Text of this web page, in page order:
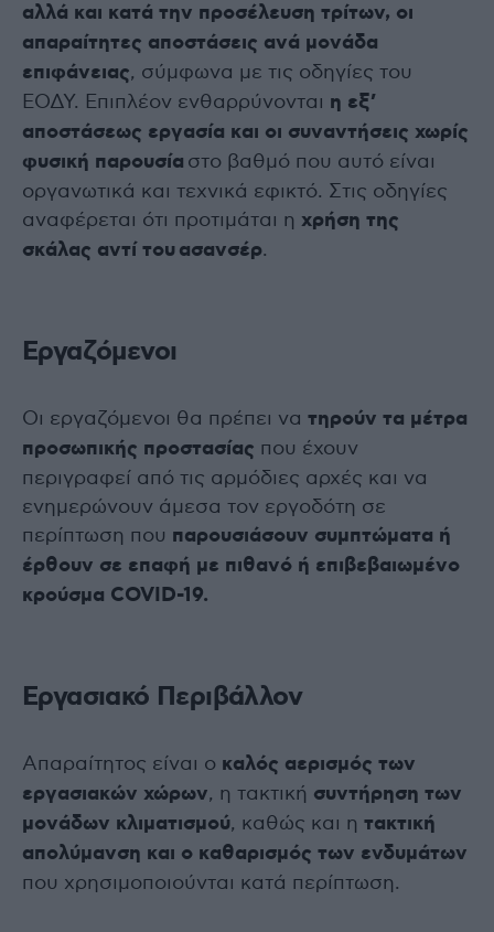
αλλά και κατά την προσέλευση τρίτων, οι
απαραίτητες αποστάσεις ανά μονάδα
επιφάνειας, σύμφωνα με τις οδηγίες του
ΕΟΔΥ. Επιπλέον ενθαρρύνονται η εξ’
αποστάσεως εργασία και οι συναντήσεις χωρίς
φυσική παρουσία στο βαθμό που αυτό είναι
οργανωτικά και τεχνικά εφικτό. Στις οδηγίες
αναφέρεται ότι προτιμάται η χρήση της
σκάλας αντί τουασανσέρ.
Εργαζόμενοι
Οι εργαζόμενοι θα πρέπει να τηρούν τα μέτρα
προσωπικής προστασίας που έχουν
περιγραφεί από τις αρμόδιες αρχές και να
ενημερώνουν άμεσα τον εργοδότη σε
περίπτωση που παρουσιάσουν συμπτώματα ή
έρθουν σε επαφή με πιθανό ή επιβεβαιωμένο
κρούσμα COVID-19.
Εργασιακό Περιβάλλον
Απαραίτητος είναι ο καλός αερισμός των
εργασιακών χώρων, η τακτική συντήρηση των
μονάδων κλιματισμού, καθώς και η τακτική
απολύμανση και ο καθαρισμός των ενδυμάτων
που χρησιμοποιούνται κατά περίπτωση.